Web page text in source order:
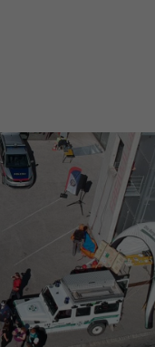
Aenean
et magnis
mus.